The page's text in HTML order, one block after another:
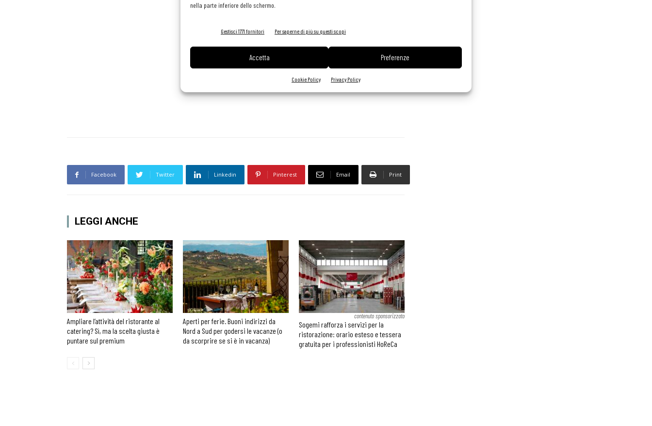
nella parte inferiore dello schermo.
Gestisci 1771 fornitori Per saperne di più su questi scopi
Accetta Preferenze
Cookie Policy Privacy Policy
Facebook Twitter Linkedin Pinterest Email Print
LEGGI ANCHE
Ampliare l’attività del ristorante al
catering? Sì, ma la scelta giusta è
puntare sul premium
Aperti per ferie. Buoni indirizzi da
Nord a Sud per godersi le vacanze (o
da scorprire se si è in vacanza)
contenuto sponsorizzato
Sogemi rafforza i servizi per la
ristorazione: orario esteso e tessera
gratuita per i professionisti HoReCa